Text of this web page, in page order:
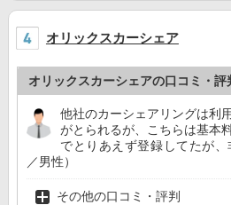
オリックスカーシェア
オリックスカーシェアの口コミ・評
他社のカーシェアリングは利
がとられるが、こちらは基本
でとりあえず登録してたが
／男性）
その他の口コミ・評判